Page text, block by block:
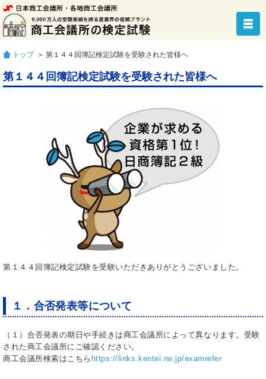
トップ ＞ 第１４４回簿記検定試験を受験された皆様へ
第１４４回簿記検定試験を受験された皆様へ
第１４４回簿記検定試験を受験いただきありがとうございました。
１．合否発表等について
（１）合否発表の期日や手続きは商工会議所によって異なります。受験
された商工会議所にご確認ください。
商工会議所検索はこちら https://links.kentei.ne.jp/examrefer